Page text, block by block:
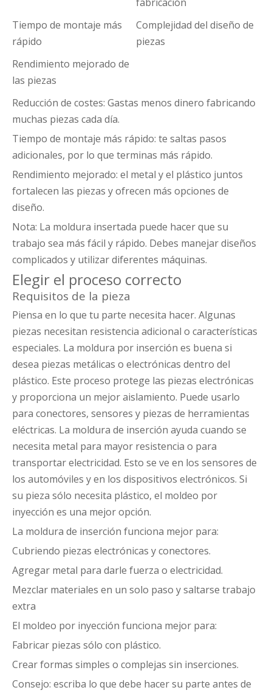
Tiempo de montaje más
rápido
Complejidad del diseño de
piezas
Rendimiento mejorado de
las piezas
Reducción de costes: Gastas menos dinero fabricando
muchas piezas cada día.
Tiempo de montaje más rápido: te saltas pasos
adicionales, por lo que terminas más rápido.
Rendimiento mejorado: el metal y el plástico juntos
fortalecen las piezas y ofrecen más opciones de
diseño.
Nota: La moldura insertada puede hacer que su
trabajo sea más fácil y rápido. Debes manejar diseños
complicados y utilizar diferentes máquinas.
Elegir el proceso correcto
Requisitos de la pieza
Piensa en lo que tu parte necesita hacer. Algunas
piezas necesitan resistencia adicional o características
especiales. La moldura por inserción es buena si
desea piezas metálicas o electrónicas dentro del
plástico. Este proceso protege las piezas electrónicas
y proporciona un mejor aislamiento. Puede usarlo
para conectores, sensores y piezas de herramientas
eléctricas. La moldura de inserción ayuda cuando se
necesita metal para mayor resistencia o para
transportar electricidad. Esto se ve en los sensores de
los automóviles y en los dispositivos electrónicos. Si
su pieza sólo necesita plástico, el moldeo por
inyección es una mejor opción.
La moldura de inserción funciona mejor para:
Cubriendo piezas electrónicas y conectores.
Agregar metal para darle fuerza o electricidad.
Mezclar materiales en un solo paso y saltarse trabajo
extra
El moldeo por inyección funciona mejor para:
Fabricar piezas sólo con plástico.
Crear formas simples o complejas sin inserciones.
Consejo: escriba lo que debe hacer su parte antes de